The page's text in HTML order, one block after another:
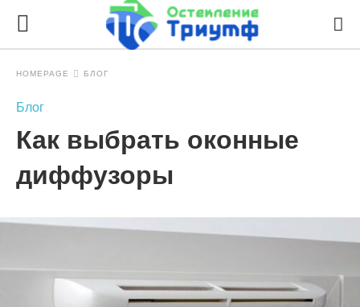
HOMEPAGE БЛОГ
Блог
Как выбрать оконные
диффузоры